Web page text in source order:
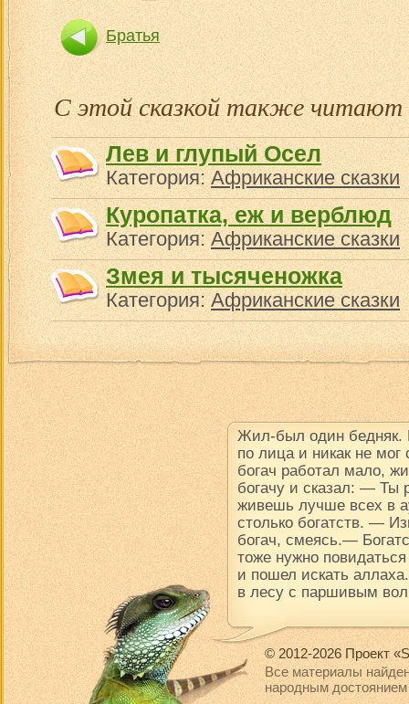
Братья
С этой сказкой также читают
Лев и глупый Осел
Категория:Африканские сказки
Куропатка, еж и верблюд
Категория:Африканские сказки
Змея и тысяченожка
Категория:Африканские сказки
Жил-был один бедняк.
по лица и никак не
богач работал мало,
богачу и сказал: — Ты
живешь лучше всех в
столько богатств. —
богач, смеясь.—
тоже нужно
и пошел искать
в лесу с паршивым
© 2012-2026 Проект
Все материалы
народным достоянием